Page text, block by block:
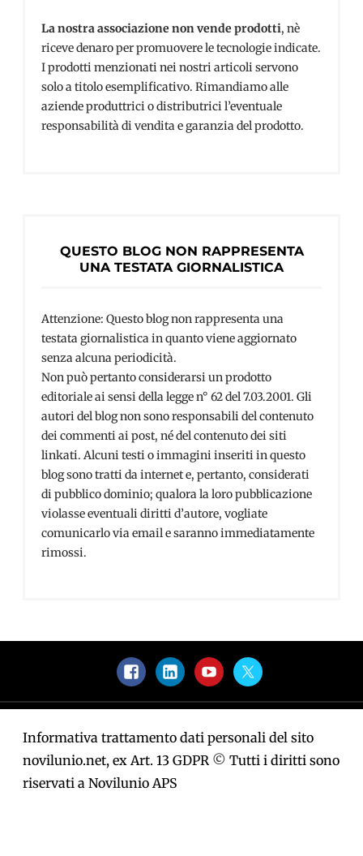
La nostra associazione non vende prodotti, nè
riceve denaro per promuovere le tecnologie indicate.
I prodotti menzionati nei nostri articoli servono
solo a titolo esemplificativo. Rimandiamo alle
aziende produttrici o distributrici l’eventuale
responsabilità di vendita e garanzia del prodotto.
QUESTO BLOG NON RAPPRESENTA
UNA TESTATA GIORNALISTICA
Attenzione: Questo blog non rappresenta una
testata giornalistica in quanto viene aggiornato
senza alcuna periodicità.
Non può pertanto considerarsi un prodotto
editoriale ai sensi della legge n° 62 del 7.03.2001. Gli
autori del blog non sono responsabili del contenuto
dei commenti ai post, né del contenuto dei siti
linkati. Alcuni testi o immagini inseriti in questo
blog sono tratti da internet e, pertanto, considerati
di pubblico dominio; qualora la loro pubblicazione
violasse eventuali diritti d’autore, vogliate
comunicarlo via email e saranno immediatamente
rimossi.
FacebookLinkedInYouTubeTwitter
Informativa trattamento dati personali del sito
novilunio.net, ex Art. 13 GDPR © Tutti i diritti sono
riservati a Novilunio APS